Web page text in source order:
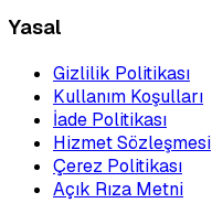
Yasal
Gizlilik Politikası
Kullanım Koşulları
İade Politikası
Hizmet Sözleşmesi
Çerez Politikası
Açık Rıza Metni